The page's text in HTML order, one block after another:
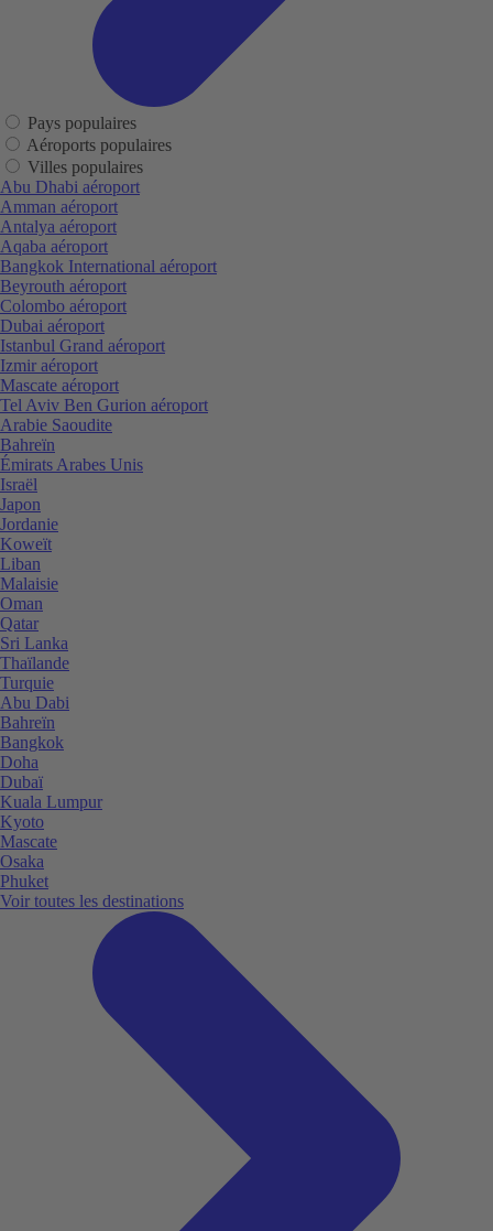
Pays populaires
Aéroports populaires
Villes populaires
Abu Dhabi aéroport
Amman aéroport
Antalya aéroport
Aqaba aéroport
Bangkok International aéroport
Beyrouth aéroport
Colombo aéroport
Dubai aéroport
Istanbul Grand aéroport
Izmir aéroport
Mascate aéroport
Tel Aviv Ben Gurion aéroport
Arabie Saoudite
Bahreïn
Émirats Arabes Unis
Israël
Japon
Jordanie
Koweït
Liban
Malaisie
Oman
Qatar
Sri Lanka
Thaïlande
Turquie
Abu Dabi
Bahreïn
Bangkok
Doha
Dubaï
Kuala Lumpur
Kyoto
Mascate
Osaka
Phuket
Voir toutes les destinations